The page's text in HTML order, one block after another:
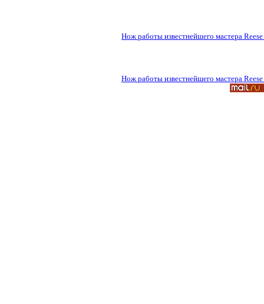
Нож работы известнейшего мастера
Нож работы известнейшего мастера